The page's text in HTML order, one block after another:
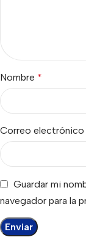
Nombre *
Correo electrónico
Guardar mi
navegador para la